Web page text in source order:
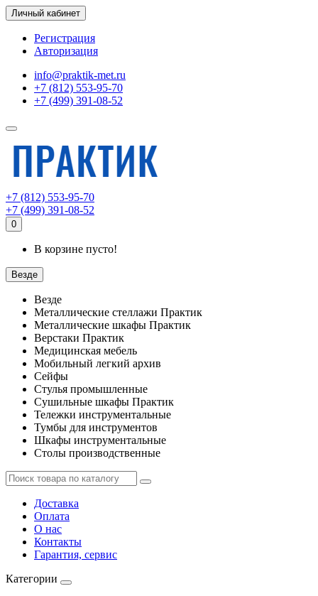
Личный кабинет
Регистрация
Авторизация
info@praktik-met.ru
+7 (812) 553-95-70
+7 (499) 391-08-52
+7 (812) 553-95-70
+7 (499) 391-08-52
0
В корзине пусто!
Везде
Везде
Металлические стеллажи Практик
Металлические шкафы Практик
Верстаки Практик
Медицинская мебель
Мобильный легкий архив
Сейфы
Стулья промышленные
Сушильные шкафы Практик
Тележки инструментальные
Тумбы для инструментов
Шкафы инструментальные
Столы производственные
Доставка
Оплата
О нас
Контакты
Гарантия, сервис
Категории